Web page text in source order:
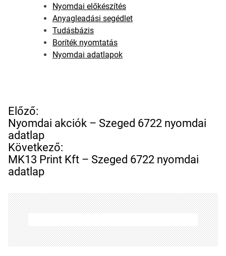
Nyomdai előkészítés
Anyagleadási segédlet
Tudásbázis
Boríték nyomtatás
Nyomdai adatlapok
B
e
j
e
g
y
z
é
s
n
a
v
Előző:
Nyomdai akciók – Szeged 6722 nyomdai
adatlap
Következő:
MK13 Print Kft – Szeged 6722 nyomdai
adatlap